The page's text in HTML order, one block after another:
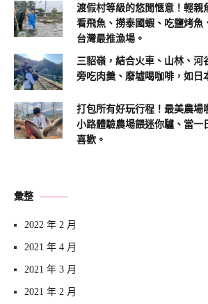
渡假村等級的悠閒愜意！輕親
看飛魚、撈泰國蝦、吃鹽烤魚
台灣最推漁場。
三貂嶺，結合火車、山林、河
旁吃肉羹、廢墟喝咖啡，如日
打包所有好玩行程！最美農場
小路體驗農場餵迷你驢、當一
喜歡。
彙整
2022 年 2 月
2021 年 4 月
2021 年 3 月
2021 年 2 月